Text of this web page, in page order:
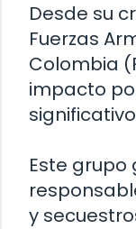
Desde su
Fuerzas
Colombia
impacto
Este grupo
y